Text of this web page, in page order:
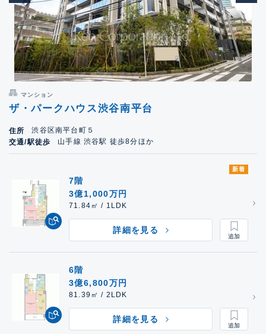
マンション
ザ・パークハウス渋谷南平台
住所
渋谷区南平台町５
交通/駅徒歩
山手線 渋谷駅 徒歩8分ほか
新着
7階
3億1,000万円
71.84㎡ / 1LDK
詳細を見る
6階
3億6,800万円
81.39㎡ / 2LDK
詳細を見る